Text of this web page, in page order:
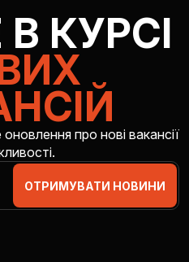
КУРСІ
про нові вакансії
ОТРИМУВАТИ НОВИНИ